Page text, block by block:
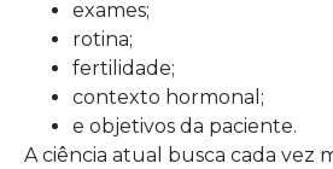
exames;
rotina;
fertilidade;
contexto hormonal;
e objetivos da paciente.
A ciência atual busca cada vez